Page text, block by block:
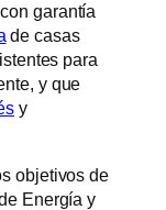
garantía
de casas
para
y que
y
objetivos de
Energía y